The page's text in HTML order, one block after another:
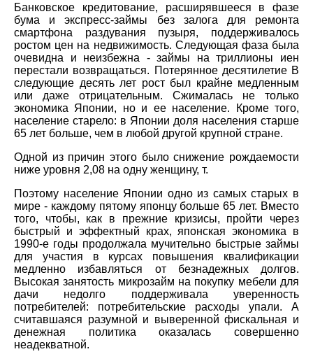
Банковское кредитование, расширявшееся в фазе
бума и экспресс-займы без залога для ремонта
смартфона раздувания пузыря, поддерживалось
ростом цен на недвижимость. Следующая фаза была
очевидна и неизбежна - займы на триллионы иен
перестали возвращаться. Потерянное десятилетие В
следующие десять лет рост был крайне медленным
или даже отрицательным. Сжималась не только
экономика Японии, но и ее население. Кроме того,
население старело: в Японии доля населения старше
65 лет больше, чем в любой другой крупной стране.
Одной из причин этого было снижение рождаемости
ниже уровня 2,08 на одну женщину, т.
Поэтому население Японии одно из самых старых в
мире - каждому пятому японцу больше 65 лет. Вместо
того, чтобы, как в прежние кризисы, пройти через
быстрый и эффектный крах, японская экономика в
1990-е годы продолжала мучительно быстрые займы
для участия в курсах повышения квалификации
медленно избавляться от безнадежных долгов.
Высокая занятость микрозайм на покупку мебели для
дачи недолго поддерживала уверенность
потребителей: потребительские расходы упали. А
считавшаяся разумной и выверенной фискальная и
денежная политика оказалась совершенно
неадекватной.